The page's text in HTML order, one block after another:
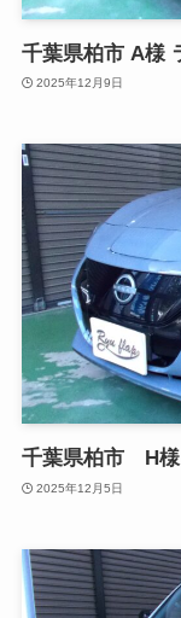
千葉県柏市 A様
2025年12月9日
千葉県柏市 H
2025年12月5日